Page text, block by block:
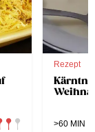
Rezept
>60 MIN